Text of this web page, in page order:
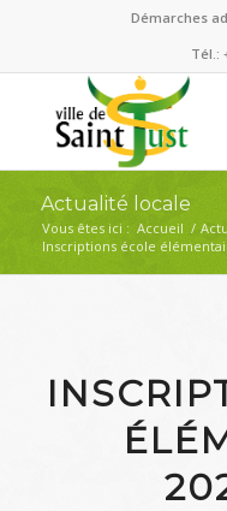
Démarches
Tél.:
Actualité locale
Vous êtes ici : Accueil /
Inscriptions école